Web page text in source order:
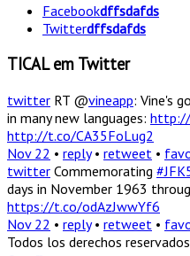
Facebookdffsdafds
Twitterdffsdafds
TICAL em Twitter
twitter RT @vineapp: Vine's
in many new languages: http://
http://t.co/CA35FoLug2
Nov 22 • reply• retweet •
twitter Commemorating
days in November 1963
https://t.co/odAzJwwYf6
Nov 22 • reply• retweet •
Todos los derechos